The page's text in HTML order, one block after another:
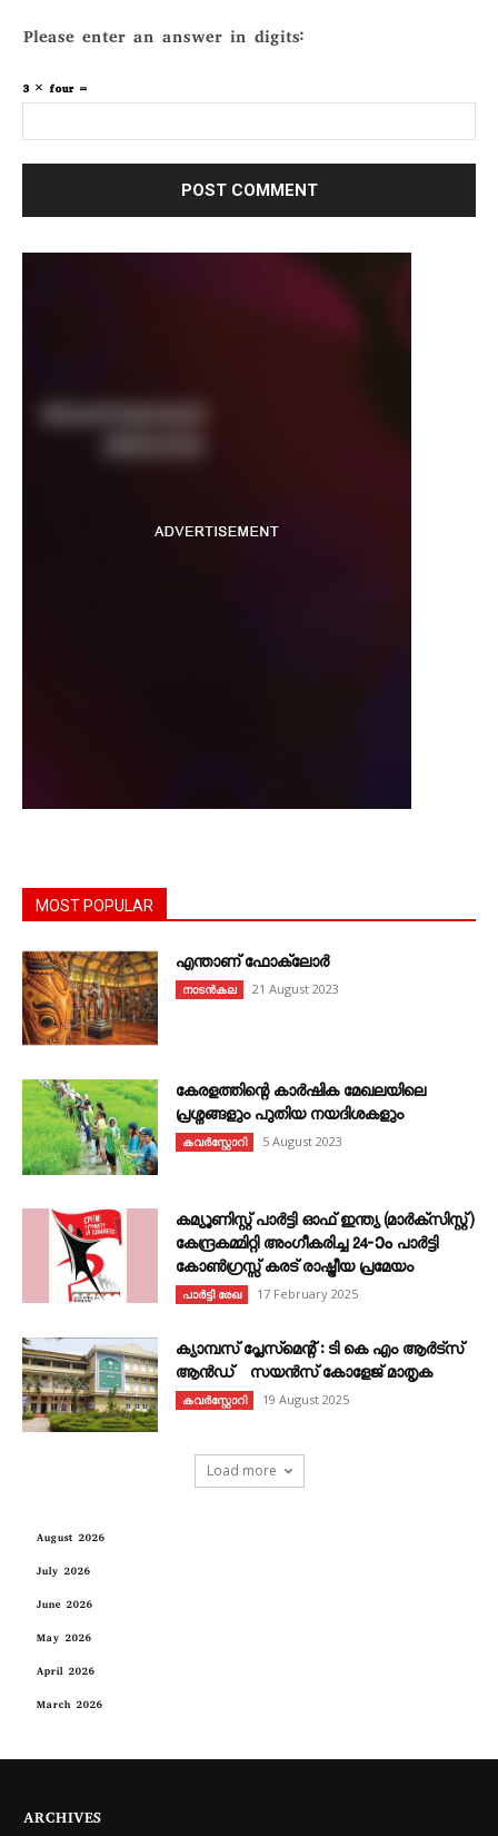
Please enter an answer in digits:
3 × four =
MOST POPULAR
എന്താണ്‌ ഫോക്‌ലോർ
നാടൻകല 21 August 2023
കേരളത്തിന്റെ കാർഷിക മേഖലയിലെ
പ്രശ്നങ്ങളും പുതിയ നയദിശകളും
കവര്‍സ്റ്റോറി 5 August 2023
കമ്യൂണിസ്റ്റ് പാർട്ടി ഓഫ് ഇന്ത്യ (മാർക്സിസ്റ്റ്)
കേന്ദ്രകമ്മിറ്റി അംഗീകരിച്ച 24‐ാം പാർട്ടി
കോൺഗ്രസ്സ് കരട് രാഷ്ട്രീയ പ്രമേയം
പാർട്ടി രേഖ 17 February 2025
ക്യാമ്പസ് പ്ലേസ്മെന്റ് : ടി കെ എം ആർട്സ്
ആൻഡ് സയൻസ് കോളേജ് മാതൃക
കവര്‍സ്റ്റോറി 19 August 2025
Load more
August 2026
July 2026
June 2026
May 2026
April 2026
March 2026
ARCHIVES